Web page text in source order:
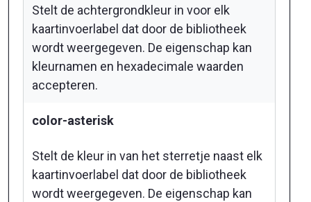
Stelt de achtergrondkleur in voor elk
kaartinvoerlabel dat door de bibliotheek
wordt weergegeven. De eigenschap kan
kleurnamen en hexadecimale waarden
accepteren.
color-asterisk
Stelt de kleur in van het sterretje naast elk
kaartinvoerlabel dat door de bibliotheek
wordt weergegeven. De eigenschap kan